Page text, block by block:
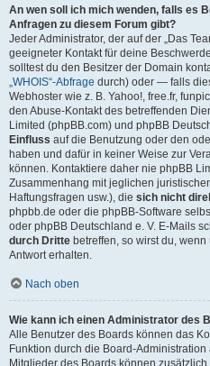
An wen soll ich mich wenden, falls es
Anfragen zu diesem Forum gibt?
Jeder Administrator, der auf der „Das
geeigneter Kontakt für deine
solltest du den Besitzer der Domain
„WHOIS“-Abfrage durch) oder — falls
Webhoster wie z. B. Yahoo!, free.fr,
den Abuse-Kontakt des betreffenden
Limited (phpBB.com) und phpBB
Einfluss auf die Benutzung oder den
haben und dafür in keiner Weise zur
können. Kontaktiere daher nie phpBB
Zusammenhang mit jeglichen
Haftungsfragen usw.), die sich nicht
phpbb.de oder die phpBB-Software
oder phpBB Deutschland e. V. E-Mails
durch Dritte betreffen, so wirst du,
Antwort erhalten.
Nach oben
Wie kann ich einen Administrator des
Alle Benutzer des Boards können das
Funktion durch die Board-Administration
Mitglieder des Boards können zusätzlich